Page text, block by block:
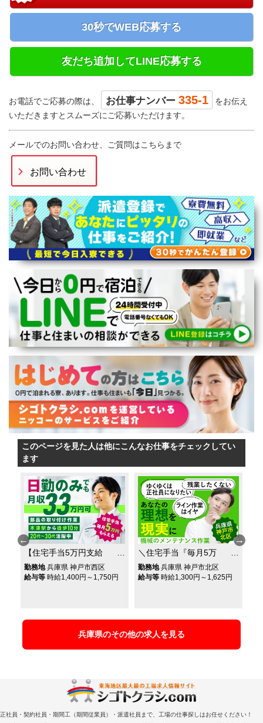
30秒でWEB応募する
友だち追加してLINE応募する
お電話でご応募の際は、 お仕事ナンバー 335-1
をお伝え
いただきますとスムーズにご応募いただけます。
メールでのお問い合わせ、ご質問はこちらまで
お問い合わせ
このページを見た人は他にこんなお仕事をチェックしてい
ます
【住宅手当5万円支給
◎】20代～30代活躍中◎
日勤のみでも月収33万円
勤務地兵庫県 神戸市西区
給与等 時給1,400円～1,750円
＼住宅手当『毎月5万
円』もらえる／交通費は
全額支給◎月収27万円可
勤務地兵庫県 神戸市北区
給与等 時給1,300円～1,625円
兵庫県のその他の求人を見る
正社員・契約社員・期間工（期間従業員）・派遣社員まで、工場の仕事探しはお任せください！